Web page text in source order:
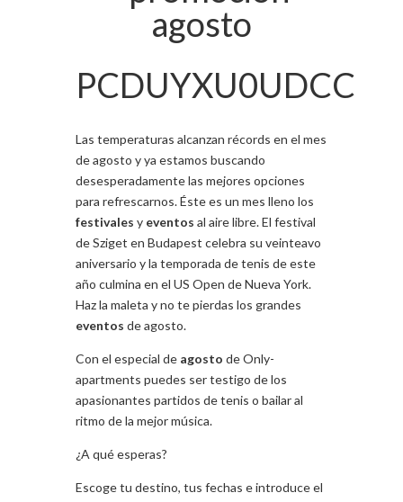
PCDUYXU0UDCC
Las temperaturas alcanzan récords en el mes
de agosto y ya estamos buscando
desesperadamente las mejores opciones
para refrescarnos. Éste es un mes lleno los
festivales y eventos al aire libre. El festival
de Sziget en Budapest celebra su veinteavo
aniversario y la temporada de tenis de este
año culmina en el US Open de Nueva York.
Haz la maleta y no te pierdas los grandes
eventos de agosto.
Con el especial de agosto de Only-
apartments puedes ser testigo de los
apasionantes partidos de tenis o bailar al
ritmo de la mejor música.
¿A qué esperas?
Escoge tu destino, tus fechas e introduce el